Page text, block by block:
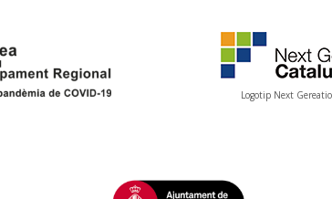
Logotip Next